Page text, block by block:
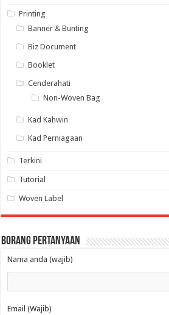
Printing
Banner & Bunting
Biz Document
Booklet
Cenderahati
Non-Woven Bag
Kad Kahwin
Kad Perniagaan
Terkini
Tutorial
Woven Label
Borang Pertanyaan
Nama anda (wajib)
Email (Wajib)